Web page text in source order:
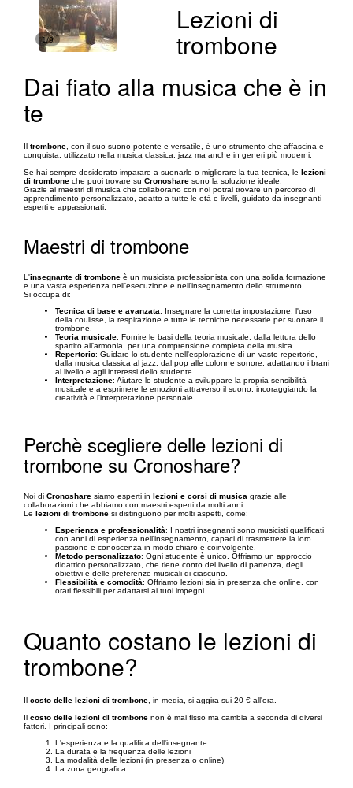
1/9
Lezioni di
trombone
Dai fiato alla musica che è in
te
Il trombone , con il suo suono potente e versatile, è uno strumento che affascina e
conquista, utilizzato nella musica classica, jazz ma anche in generi più moderni.
Se hai sempre desiderato imparare a suonarlo o migliorare la tua tecnica, le lezioni
di trombone che puoi trovare su Cronoshare sono la soluzione ideale.
Grazie ai maestri di musica che collaborano con noi potrai trovare un percorso di
apprendimento personalizzato, adatto a tutte le età e livelli, guidato da insegnanti
esperti e appassionati.
Maestri di trombone
L'insegnante di trombone è un musicista professionista con una solida formazione
e una vasta esperienza nell'esecuzione e nell'insegnamento dello strumento.
Si occupa di:
Tecnica di base e avanzata: Insegnare la corretta impostazione, l'uso
della coulisse, la respirazione e tutte le tecniche necessarie per suonare il
trombone.
Teoria musicale: Fornire le basi della teoria musicale, dalla lettura dello
spartito all'armonia, per una comprensione completa della musica.
Repertorio: Guidare lo studente nell'esplorazione di un vasto repertorio,
dalla musica classica al jazz, dal pop alle colonne sonore, adattando i brani
al livello e agli interessi dello studente.
Interpretazione: Aiutare lo studente a sviluppare la propria sensibilità
musicale e a esprimere le emozioni attraverso il suono, incoraggiando la
creatività e l'interpretazione personale.
Perchè scegliere delle lezioni di
trombone su Cronoshare?
Noi di Cronoshare siamo esperti in lezioni e corsi di musica grazie alle
collaborazioni che abbiamo con maestri esperti da molti anni.
Le lezioni di trombone si distinguono per molti aspetti, come:
Esperienza e professionalità: I nostri insegnanti sono musicisti qualificati
con anni di esperienza nell'insegnamento, capaci di trasmettere la loro
passione e conoscenza in modo chiaro e coinvolgente.
Metodo personalizzato: Ogni studente è unico. Offriamo un approccio
didattico personalizzato, che tiene conto del livello di partenza, degli
obiettivi e delle preferenze musicali di ciascuno.
Flessibilità e comodità: Offriamo lezioni sia in presenza che online, con
orari flessibili per adattarsi ai tuoi impegni.
Quanto costano le lezioni di
trombone?
Il costo delle lezioni di trombone , in media, si aggira sui 20 € all'ora.
Il costo delle lezioni di trombone non è mai fisso ma cambia a seconda di diversi
fattori. I principali sono:
L'esperienza e la qualifica dell'insegnante
La durata e la frequenza delle lezioni
La modalità delle lezioni (in presenza o online)
La zona geografica.